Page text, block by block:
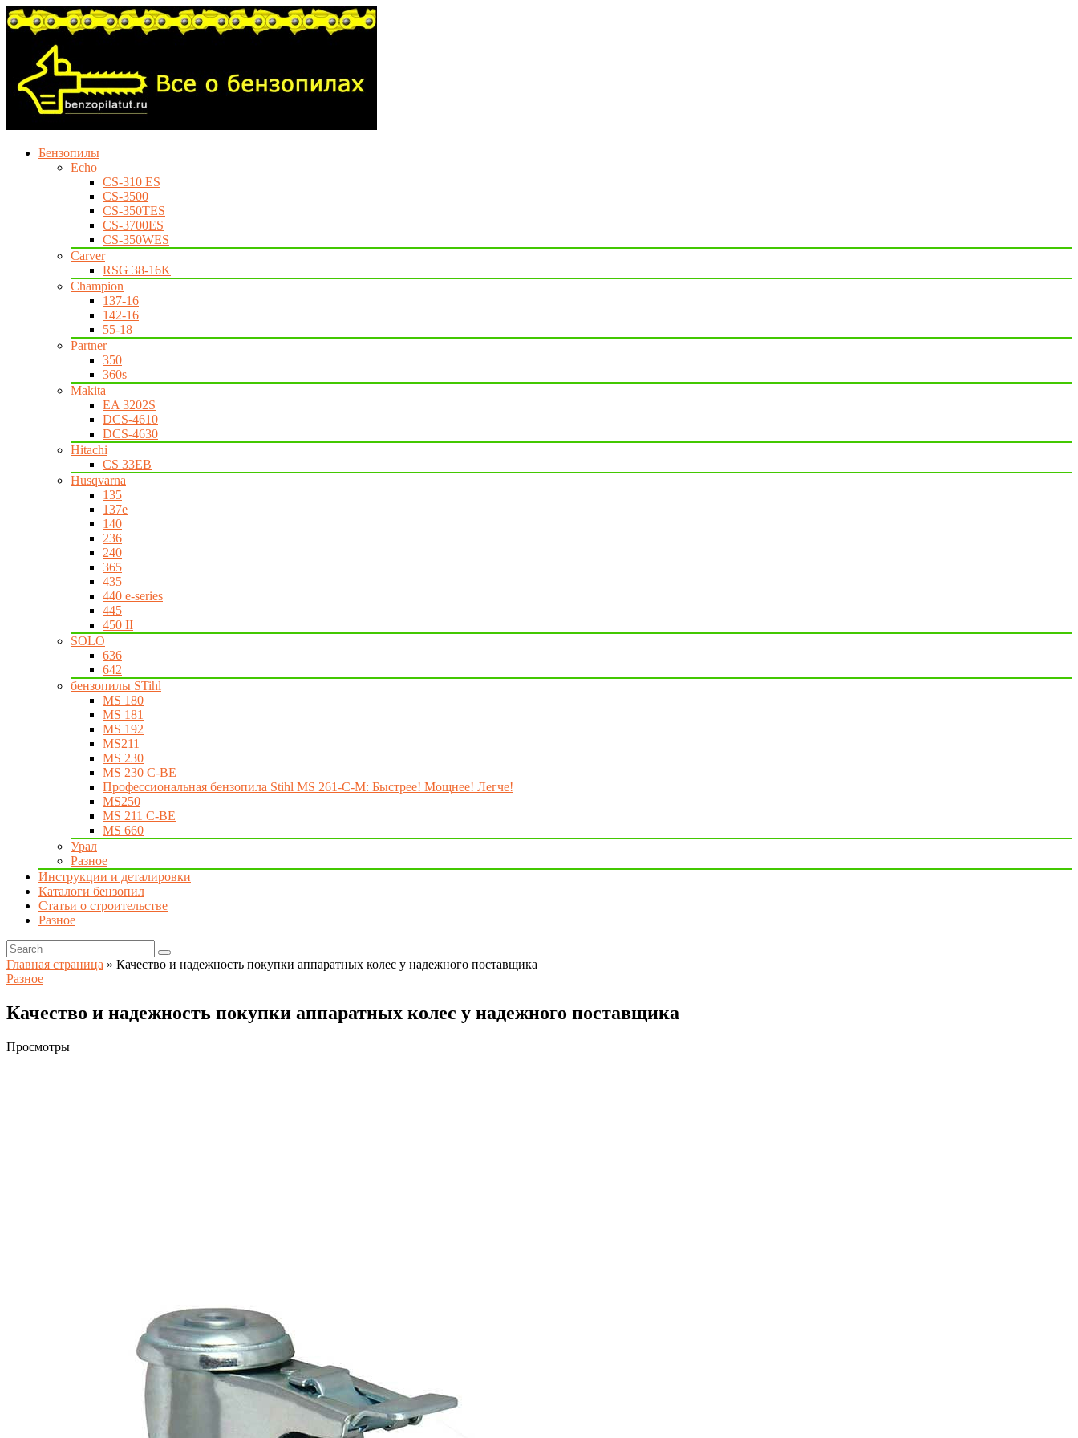
Бензопилы
Echo
CS-310 ES
CS-3500
CS-350TES
CS-3700ES
CS-350WES
Carver
RSG 38-16K
Champion
137-16
142-16
55-18
Partner
350
360s
Makita
EA 3202S
DCS-4610
DCS-4630
Hitachi
CS 33EB
Husqvarna
135
137e
140
236
240
365
435
440 e-series
445
450 II
SOLO
636
642
бензопилы STihl
MS 180
MS 181
MS 192
MS211
MS 230
MS 230 C-BE
Профессиональная бензопила Stihl MS 261-C-M: Быстрее! Мощнее! Легче!
MS250
MS 211 C-BE
MS 660
Урал
Разное
Инструкции и деталировки
Каталоги бензопил
Статьи о строительстве
Разное
Главная страница » Качество и надежность покупки аппаратных колес у надежного поставщика
Разное
Качество и надежность покупки аппаратных колес у надежного поставщика
Просмотры